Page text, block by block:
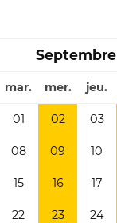
Septembre
mar. mer. jeu.
01 02 03
08 09 10
15 16 17
22 23 24